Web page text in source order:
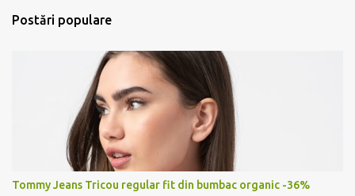
Postări populare
Tommy Jeans Tricou regular fit din bumbac organic -36%